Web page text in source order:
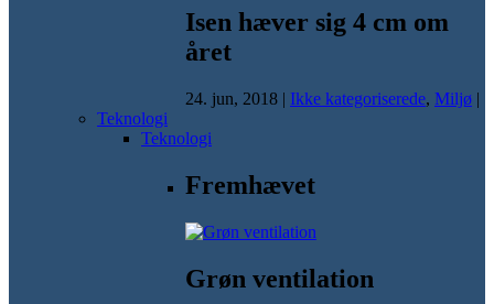
Isen hæver sig 4 cm om
året
24. jun, 2018 | Ikke kategoriserede, Miljø |
Teknologi
Teknologi
Fremhævet
Grøn ventilation